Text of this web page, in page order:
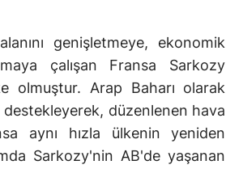
genişletmeye, ekonomik
çalışan Fransa Sarkozy
olmuştur. Arap Baharı olarak
düzenlenen hava
aynı hızla ülkenin yeniden
Sarkozy'nin AB'de yaşanan